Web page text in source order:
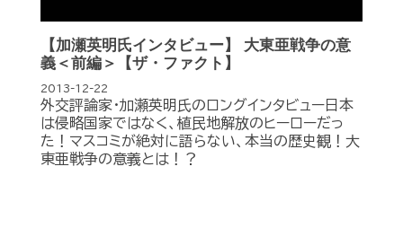
【加瀬英明氏インタビュー】 大東亜戦争の意
義＜前編＞【ザ・ファクト】
2013-12-22
外交評論家・加瀬英明氏のロングインタビュー日本
は侵略国家ではなく、植民地解放のヒーローだっ
た！マスコミが絶対に語らない、本当の歴史観！大
東亜戦争の意義とは！？